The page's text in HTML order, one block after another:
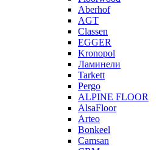
Aberhof
AGT
Classen
EGGER
Kronopol
Ламинели
Tarkett
Pergo
ALPINE FLOOR
AlsaFloor
Arteo
Bonkeel
Camsan